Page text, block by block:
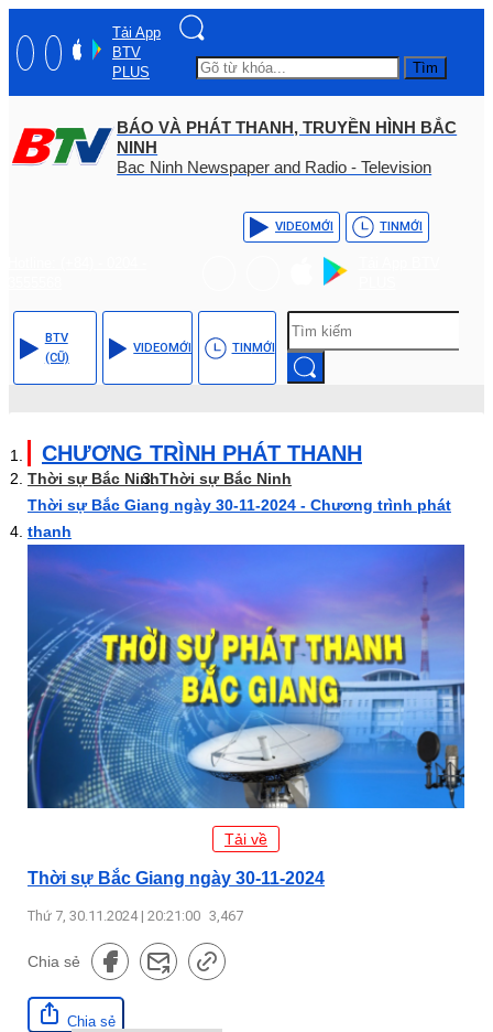
Tải App
BTV
PLUS
Tìm
BÁO VÀ PHÁT THANH, TRUYỀN HÌNH BẮC
NINH
Bac Ninh Newspaper and Radio - Television
VIDEOMỚI TINMỚI
BTV
(CŨ)
VIDEOMỚI TINMỚI
CHƯƠNG TRÌNH PHÁT THANH
Thời sự Bắc NinhThời sự Bắc Ninh
Thời sự Bắc Giang ngày 30-11-2024 - Chương trình phát
thanh
Tải về
Thời sự Bắc Giang ngày 30-11-2024
Thứ 7, 30.11.2024 | 20:21:00 3,467
Chia sẻ
Chia sẻ